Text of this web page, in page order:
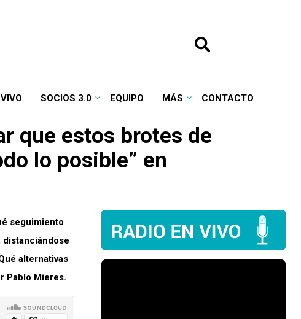
SOCIOS 3.0 EQUIPO MÁS CONTACTO
que estos brotes de
lo posible” en
seguimiento
distanciándose
alternativas
Pablo Mieres.